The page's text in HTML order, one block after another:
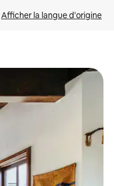
Afficher la langue d'origine